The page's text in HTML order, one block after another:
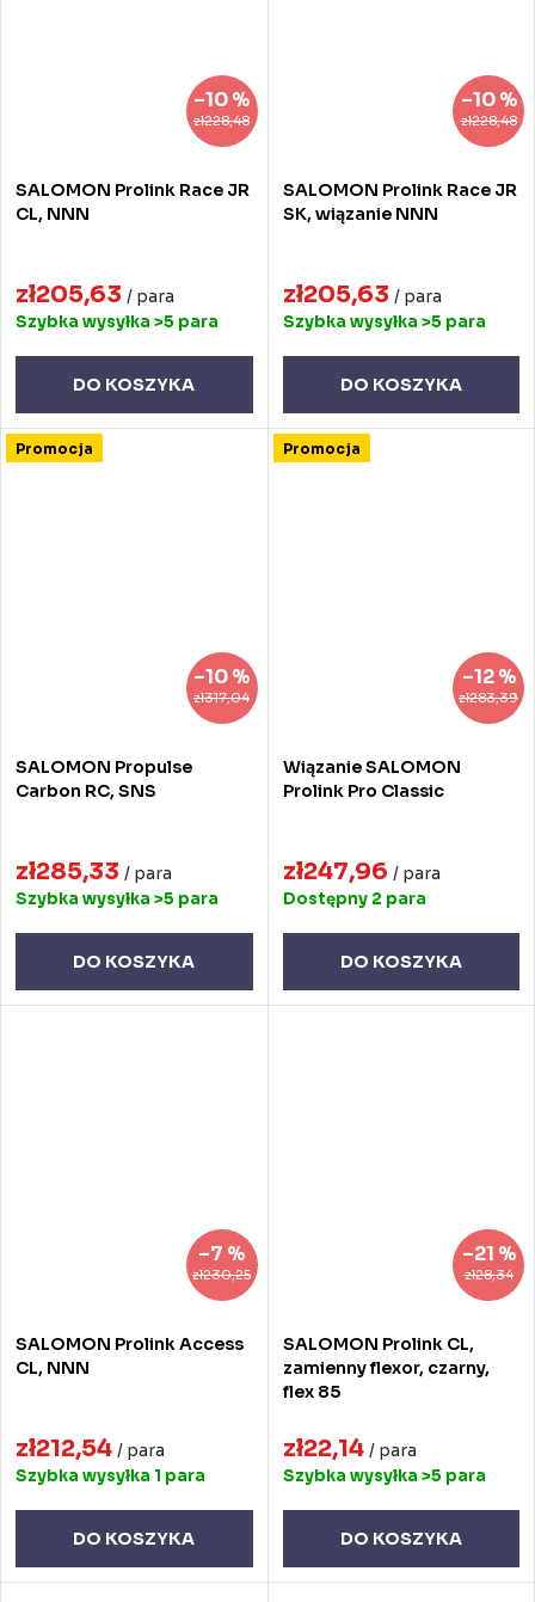
zł228,48
–10 %
SALOMON Prolink Race JR
CL, NNN
zł205,63 / para
Szybka wysyłka >5 para
DO KOSZYKA
zł228,48
–10 %
SALOMON Prolink Race JR
SK, wiązanie NNN
zł205,63 / para
Szybka wysyłka >5 para
DO KOSZYKA
Promocja
zł317,04
–10 %
SALOMON Propulse
Carbon RC, SNS
zł285,33 / para
Szybka wysyłka >5 para
DO KOSZYKA
Promocja
zł283,39
–12 %
Wiązanie SALOMON
Prolink Pro Classic
zł247,96 / para
Dostępny 2 para
DO KOSZYKA
zł230,25
–7 %
SALOMON Prolink Access
CL, NNN
zł212,54 / para
Szybka wysyłka 1 para
DO KOSZYKA
zł28,34
–21 %
SALOMON Prolink CL,
zamienny flexor, czarny,
flex 85
zł22,14 / para
Szybka wysyłka >5 para
DO KOSZYKA